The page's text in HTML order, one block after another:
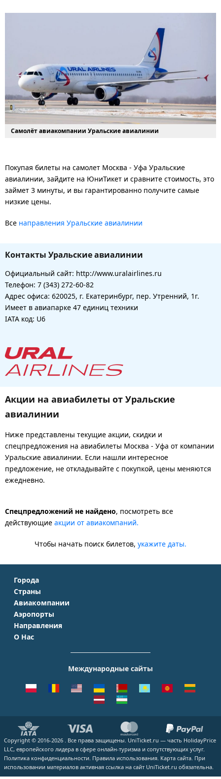
Самолёт авиакомпании Уральские авиалинии
Покупая билеты на самолет Москва - Уфа Уральские
авиалинии, зайдите на ЮниТикет и сравните стоимость, это
займет 3 минуты, и вы гарантированно получите самые
низкие цены.
Все направления Уральские авиалинии
Контакты Уральские авиалинии
Официальный сайт: http://www.uralairlines.ru
Телефон: 7 (343) 272-60-82
Адрес офиса: 620025, г. Екатеринбург, пер. Утренний, 1г.
Имеет в авиапарке 47 единиц техники
IATA код: U6
Акции на авиабилеты от Уральские
авиалинии
Ниже представлены текущие акции, скидки и
спецпредложения на авиабилеты Москва - Уфа от компании
Уральские авиалинии. Если нашли интересное
предложение, не откладывайте с покупкой, цены меняются
ежедневно.
Спецпредложений не найдено, посмотреть все
действующие акции от авиакомпаний.
Чтобы начать поиск билетов, укажите даты.
Города
Москва
Санкт-Петербург
Симферополь
Краснодар
Казань
Страны
Крым
Турция
Таиланд
Чехия
Авиакомпании
Аэрофлот
S7 Airlines
Emirates
ВСЕ АВИАКОМПАНИИ
Аэропорты
Домодедово
Шереметьево
Кольцово
Курумоч
ВСЕ АЭРОПОРТЫ
Направления
Москва - Сочи
Москва - Симферополь
Москва - Ереван
Москва - Калининград
Москва - Екатеринбург
Москва - Махачкала
ВСЕ НАПРАВЛЕНИЯ
О Нас
Помощь
Вакансии
Блог
Как купить билет
Международные сайты
Copyright © 2016-2026 . Все права защищены. UniTicket.ru — часть HolidayPrice
LLC, европейского лидера в сфере онлайн-туризма и сопутствующих услуг.
Политика конфиденциальности. Правила использования. Карта сайта. При
использовании материалов активная ссылка на сайт UniTicket.ru обязательна.